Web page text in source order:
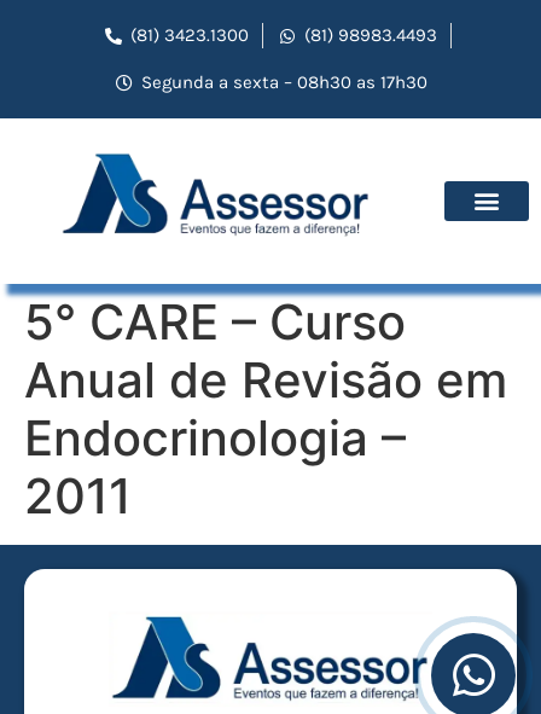
(81) 3423.1300 (81) 98983.4493
Segunda a sexta – 08h30 as 17h30
5° CARE – Curso
Anual de Revisão em
Endocrinologia –
2011